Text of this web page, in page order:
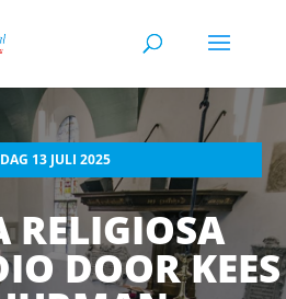
13 JULI 2025
RELIGIOSA
DOOR KEES